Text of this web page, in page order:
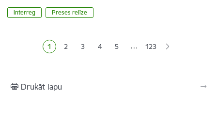
Interreg Preses relīze
Pašreizējā lapa
1 Lapa
2 Lapa
3 Lapa
4 Lapa
5 … 123
Drukāt lapu